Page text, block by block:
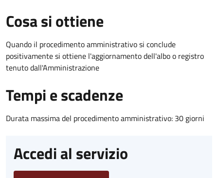
Cosa si ottiene
Quando il procedimento amministrativo si conclude
positivamente si ottiene l'aggiornamento dell'albo o registro
tenuto dall'Amministrazione
Tempi e scadenze
Durata massima del procedimento amministrativo: 30 giorni
Accedi al servizio